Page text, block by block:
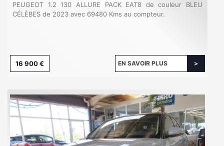
PEUGEOT 1.2 130 ALLURE PACK EAT8 de couleur BLEU
CÉLÈBES de 2023 avec 69480 Kms au compteur.
16 900 € EN SAVOIR PLUS